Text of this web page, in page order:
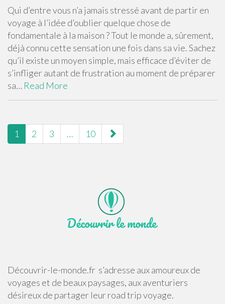
Qui d’entre vous n’a jamais stressé avant de partir en
voyage à l’idée d’oublier quelque chose de
fondamentale à la maison ? Tout le monde a, sûrement,
déjà connu cette sensation une fois dans sa vie. Sachez
qu’il existe un moyen simple, mais efficace d’éviter de
s’infliger autant de frustration au moment de préparer
sa… Read More
pagination
1 2 3 … 10
Découvrir-le-monde.fr s’adresse aux amoureux de
voyages et de beaux paysages, aux aventuriers
désireux de partager leur road trip voyage.